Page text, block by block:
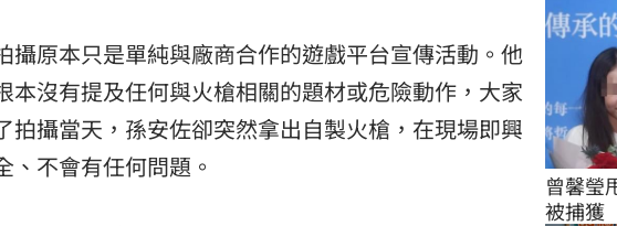
原本只是單純與廠商合作的遊戲平台宣傳活動。他
沒有提及任何與火槍相關的題材或危險動作，大家
攝當天，孫安佐卻突然拿出自製火槍，在現場即興
不會有任何問題。
曾馨瑩
被捕獲